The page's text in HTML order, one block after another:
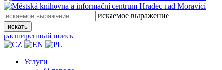
искаемое выражение
искать
расширенный поиск
Услуги